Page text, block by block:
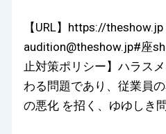
【URL】https://theshow.jp
audition@theshow.jp#座
止対策ポリシー】ハラス
わる問題であり、従業員
の悪化 を招く、ゆゆしき